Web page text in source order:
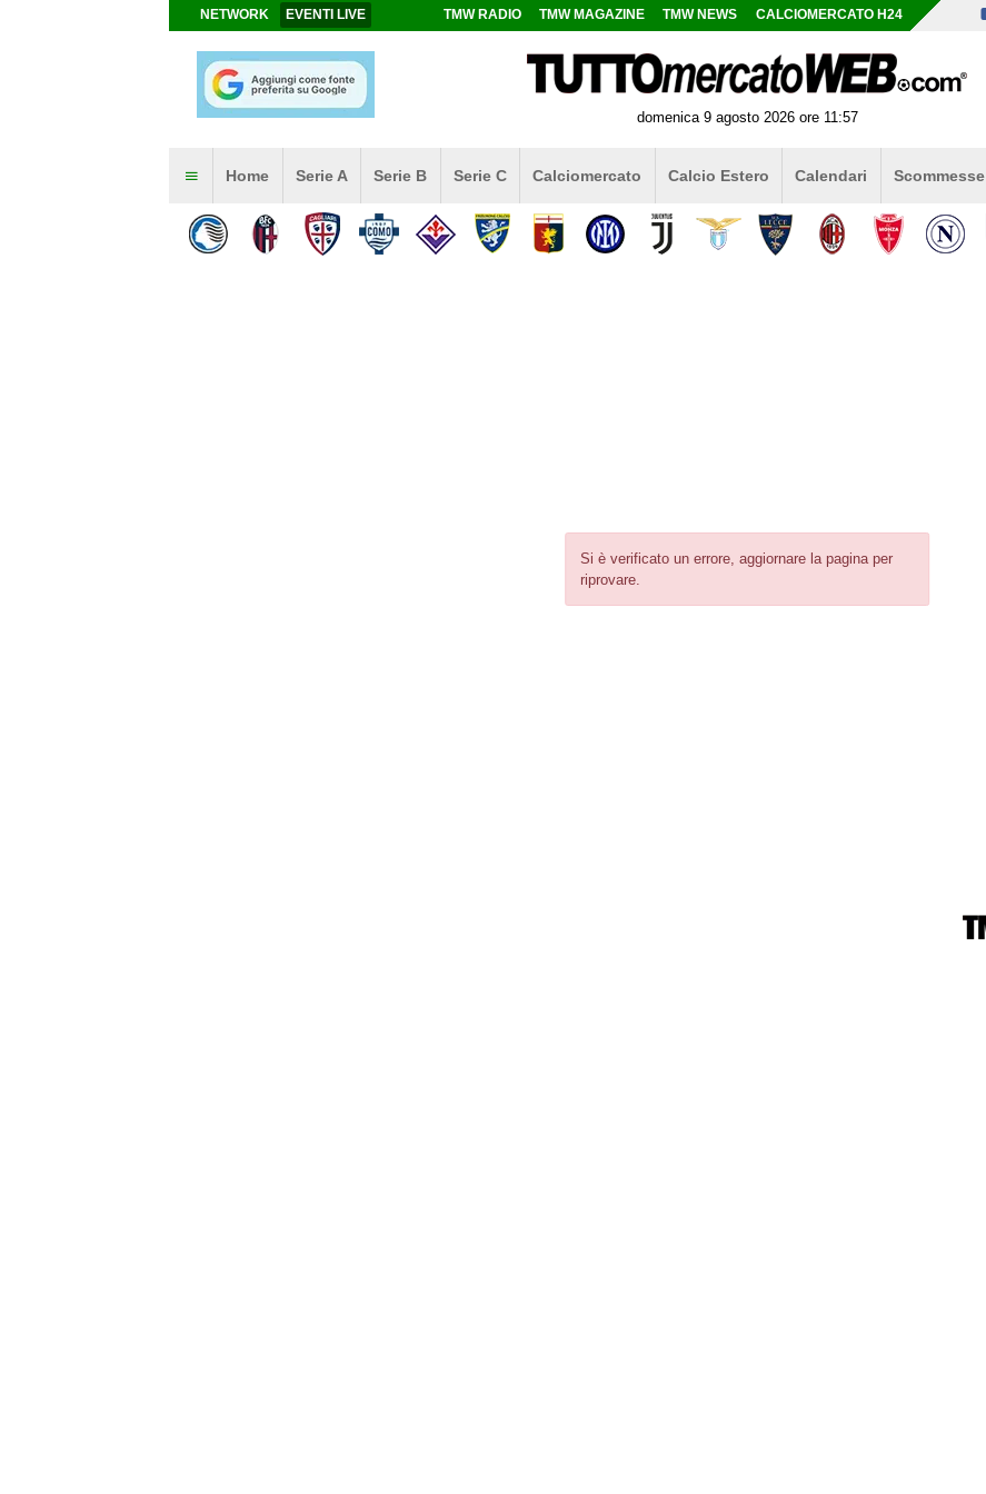
Si è verificato un errore, aggiornare la pagina per
riprovare.
NETWORK EVENTI LIVE TMW RADIO TMW MAGAZINE TMW NEWS CALCIOMERCATO H24
domenica 9 agosto 2026 ore 11:57
Home Serie A Serie B Serie C Calciomercato Calcio Estero Calendari Scommesse